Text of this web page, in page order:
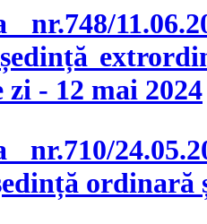
nr.748/
- 12 mai 2024
nr.710/
ordinară